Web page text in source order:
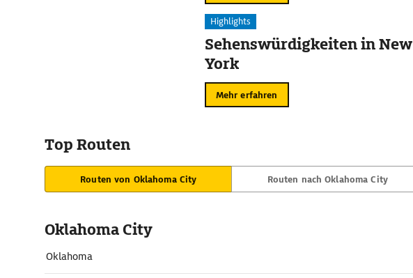
Highlights
Sehenswürdigkeiten in New
York
Mehr erfahren
Top Routen
Routen von Oklahoma City Routen nach Oklahoma City
Oklahoma City
Oklahoma